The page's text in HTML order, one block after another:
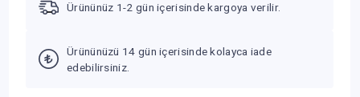
Ürününüz 1-2 gün içerisinde kargoya verilir.
Ürününüzü 14 gün içerisinde kolayca iade
edebilirsiniz.